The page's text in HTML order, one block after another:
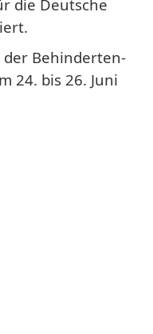
die Deutsche
Behinderten-
24. bis 26. Juni